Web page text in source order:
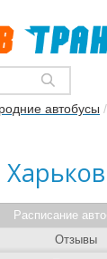
автобусы /
Расписание
Отзывы